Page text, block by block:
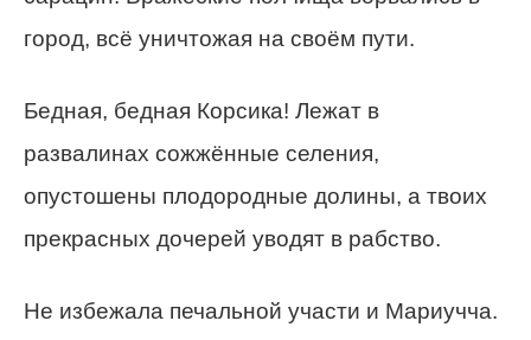
город, всё уничтожая на своём пути.
Бедная, бедная Корсика! Лежат в
развалинах сожжённые селения,
опустошены плодородные долины, а твоих
прекрасных дочерей уводят в рабство.
Не избежала печальной участи и Мариучча.